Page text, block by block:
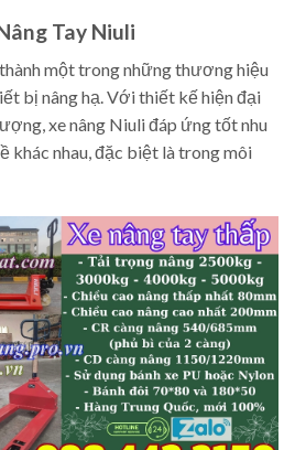
Tay Niuli
một trong những thương hiệu
bị nâng hạ. Với thiết kế hiện đại
xe nâng Niuli đáp ứng tốt nhu
khác nhau, đặc biệt là trong môi